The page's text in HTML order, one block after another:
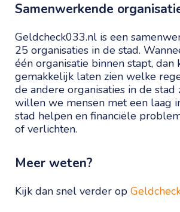
Samenwerkende
Geldcheck033.nl is een
25 organisaties in de stad.
één organisatie binnen stapt, dan
gemakkelijk laten zien welke
de andere organisaties in de stad
willen we mensen met een laag
stad helpen en financiële
of verlichten.
Meer weten?
Kijk dan snel verder op